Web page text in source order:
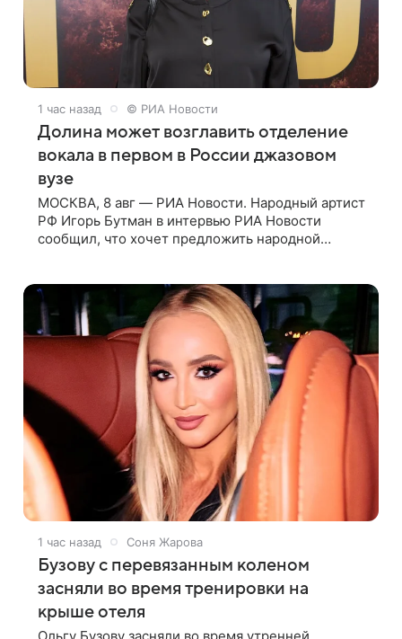
1 час назад © РИА Новости
Долина может возглавить отделение
вокала в первом в России джазовом
вузе
МОСКВА, 8 авг — РИА Новости. Народный артист
РФ Игорь Бутман в интервью РИА Новости
сообщил, что хочет предложить народной
1 час назад Соня Жарова
Бузову с перевязанным коленом
засняли во время тренировки на
крыше отеля